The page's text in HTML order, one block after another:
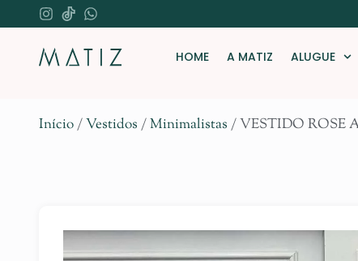
HOME A MATIZ ALUGUE
Início/Vestidos /Minimalistas / VESTIDO ROSE